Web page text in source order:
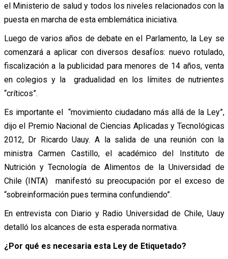
el Ministerio de salud y todos los niveles relacionados con la
puesta en marcha de esta emblemática iniciativa.
Luego de varios años de debate en el Parlamento, la Ley se
comenzará a aplicar con diversos desafíos: nuevo rotulado,
fiscalización a la publicidad para menores de 14 años, venta
en colegios y la gradualidad en los límites de nutrientes
“críticos”.
Es importante el “movimiento ciudadano más allá de la Ley”,
dijo el Premio Nacional de Ciencias Aplicadas y Tecnológicas
2012, Dr Ricardo Uauy. A la salida de una reunión con la
ministra Carmen Castillo, el académico del Instituto de
Nutrición y Tecnología de Alimentos de la Universidad de
Chile (INTA) manifestó su preocupación por el exceso de
“sobreinformación pues termina confundiendo”.
En entrevista con Diario y Radio Universidad de Chile, Uauy
detalló los alcances de esta esperada normativa.
¿Por qué es necesaria esta Ley de Etiquetado?